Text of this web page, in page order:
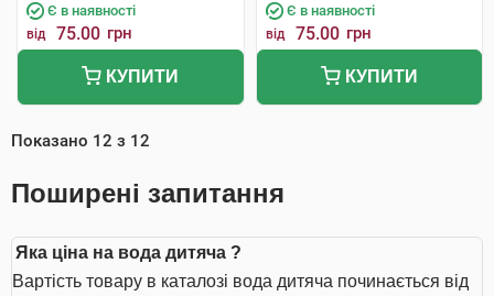
Є в наявності
від 75.00 грн
КУПИТИ
Є в наявності
від 75.00 грн
КУПИТИ
Показано 12 з 12
Поширені запитання
Яка ціна на вода дитяча ?
Вартість товару в каталозі вода дитяча починається від